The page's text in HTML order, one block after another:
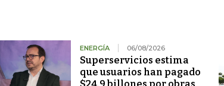
ENERGÍA 06/08/2026
Superservicios estima
que usuarios han pagado
$24,9 billones por obras